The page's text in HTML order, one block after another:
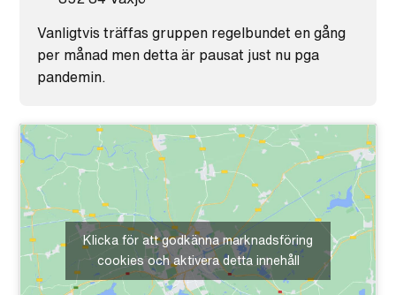
Vanligtvis träffas gruppen regelbundet en gång
per månad men detta är pausat just nu pga
pandemin.
Klicka för att godkänna marknadsföring
cookies och aktivera detta innehåll